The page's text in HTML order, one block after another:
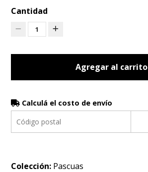
Cantidad
1
Agregar al carrito
Calculá el costo de envío
Colección: Pascuas